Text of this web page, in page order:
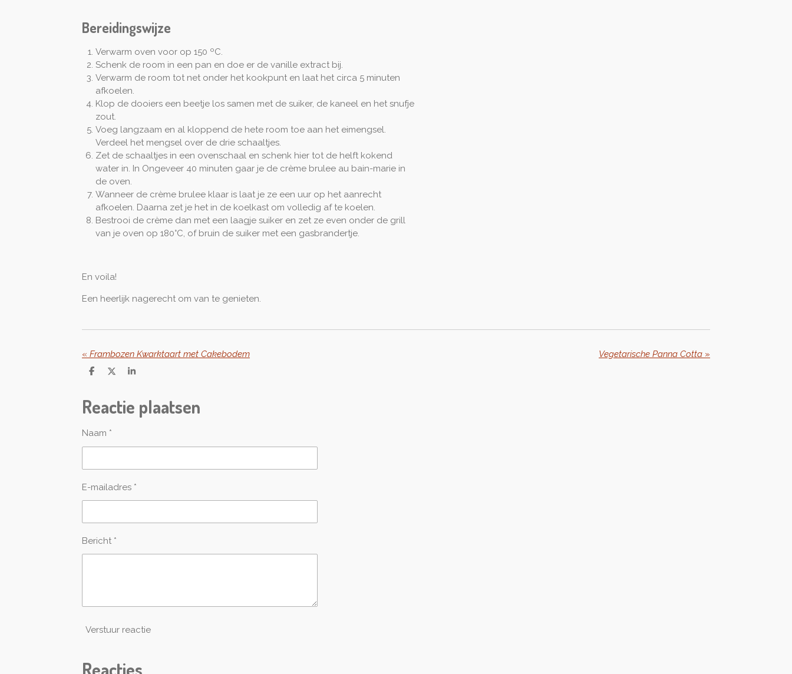
Bereidingswijze
Verwarm oven voor op 150 ºC.
Schenk de room in een pan en doe er de vanille extract bij.
Verwarm de room tot net onder het kookpunt en laat het circa 5 minuten
afkoelen.
Klop de dooiers een beetje los samen met de suiker, de kaneel en het snufje
zout.
Voeg langzaam en al kloppend de hete room toe aan het eimengsel.
Verdeel het mengsel over de drie schaaltjes.
Zet de schaaltjes in een ovenschaal en schenk hier tot de helft kokend
water in. In Ongeveer 40 minuten gaar je de crème brulee au bain-marie in
de oven.
Wanneer de crème brulee klaar is laat je ze een uur op het aanrecht
afkoelen. Daarna zet je het in de koelkast om volledig af te koelen.
Bestrooi de crème dan met een laagje suiker en zet ze even onder de grill
van je oven op 180°C, of bruin de suiker met een gasbrandertje.
En voila!
Een heerlijk nagerecht om van te genieten.
« Frambozen Kwarktaart met Cakebodem Vegetarische Panna Cotta »
D
e
n
D
S
e
Reactie plaatsen
Naam *
E-mailadres *
Bericht *
Verstuur reactie
Reacties